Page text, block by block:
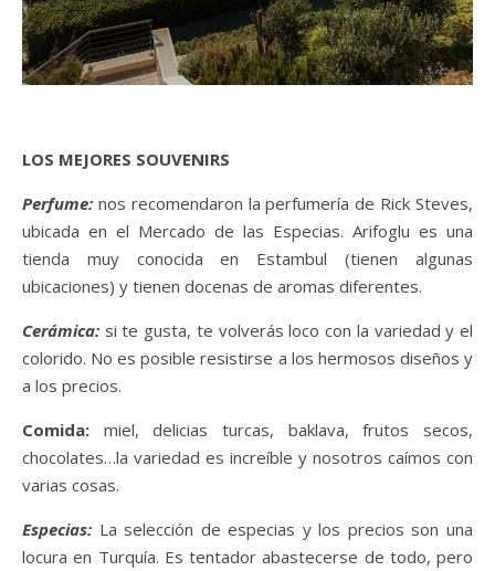
LOS MEJORES SOUVENIRS
Perfume: nos recomendaron la perfumería de Rick Steves,
ubicada en el Mercado de las Especias. Arifoglu es una
tienda muy conocida en Estambul (tienen algunas
ubicaciones) y tienen docenas de aromas diferentes.
Cerámica: si te gusta, te volverás loco con la variedad y el
colorido. No es posible resistirse a los hermosos diseños y
a los precios.
Comida: miel, delicias turcas, baklava, frutos secos,
chocolates…la variedad es increíble y nosotros caímos con
varias cosas.
Especias: La selección de especias y los precios son una
locura en Turquía. Es tentador abastecerse de todo, pero